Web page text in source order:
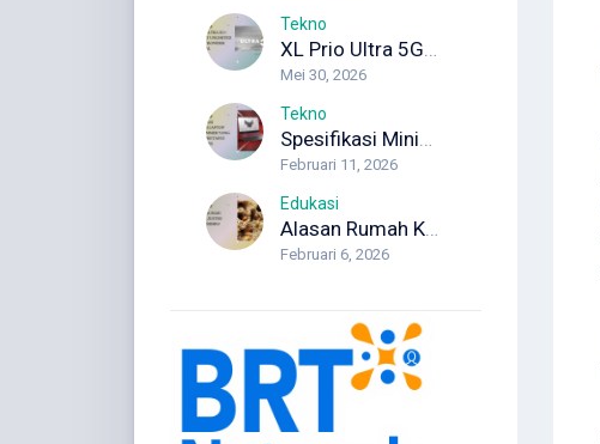
Tekno
XL Prio Ultra 5G+: Internet Unlimited dengan Koneksi Maksimal
Mei 30, 2026
Tekno
Spesifikasi Minimum Laptop Programmer yang Wajib Diketahui Developer
Februari 11, 2026
Edukasi
Alasan Rumah Kosong Justru Lebih Berisiko Rayap
Februari 6, 2026